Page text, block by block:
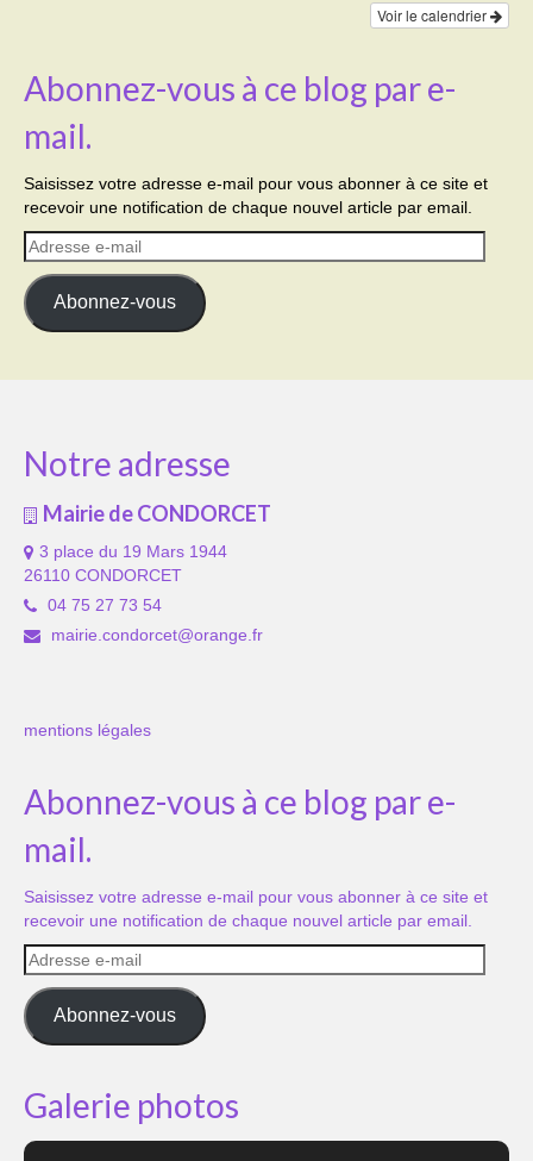
Voir le calendrier
Abonnez-vous à ce blog par e-
mail.
Saisissez votre adresse e-mail pour vous abonner à ce site et
recevoir une notification de chaque nouvel article par email.
Adresse
e-
mail
Abonnez-vous
Notre adresse
Mairie de CONDORCET
3 place du 19 Mars 1944
26110 CONDORCET
04 75 27 73 54
mairie.condorcet@orange.fr
mentions légales
Abonnez-vous à ce blog par e-
mail.
Saisissez votre adresse e-mail pour vous abonner à ce site et
recevoir une notification de chaque nouvel article par email.
Adresse
e-
mail
Abonnez-vous
Galerie photos